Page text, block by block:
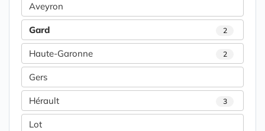
Aveyron
Gard 2
Haute-Garonne 2
Gers
Hérault 3
Lot